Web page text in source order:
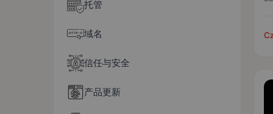
托管
域名
信任与安全
产品更新